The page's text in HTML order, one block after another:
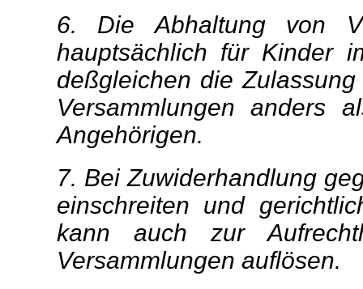
6. Die Abhaltung von
hauptsächlich für Kinder
deßgleichen die
Versammlungen anders
Angehörigen.
7. Bei Zuwiderhandlung
einschreiten und
kann auch zur
Versammlungen auflösen.